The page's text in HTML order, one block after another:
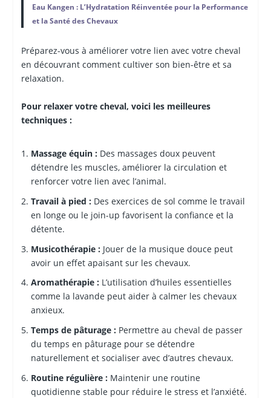
Eau Kangen : L’Hydratation Réinventée pour la Performance
et la Santé des Chevaux
Préparez-vous à améliorer votre lien avec votre cheval
en découvrant comment cultiver son bien-être et sa
relaxation.
Pour relaxer votre cheval, voici les meilleures
techniques :
Massage équin :Des massages doux peuvent
détendre les muscles, améliorer la circulation et
renforcer votre lien avec l’animal.
Travail à pied :Des exercices de sol comme le travail
en longe ou le join-up favorisent la confiance et la
détente.
Musicothérapie :Jouer de la musique douce peut
avoir un effet apaisant sur les chevaux.
Aromathérapie :L’utilisation d’huiles essentielles
comme la lavande peut aider à calmer les chevaux
anxieux.
Temps de pâturage :Permettre au cheval de passer
du temps en pâturage pour se détendre
naturellement et socialiser avec d’autres chevaux.
Routine régulière :Maintenir une routine
quotidienne stable pour réduire le stress et l’anxiété.